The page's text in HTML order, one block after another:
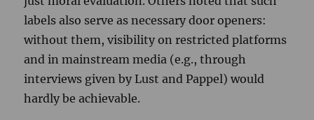
labels also serve as necessary door openers:
without them, visibility on restricted platforms
and in mainstream media (e.g., through
interviews given by Lust and Pappel) would
hardly be achievable.